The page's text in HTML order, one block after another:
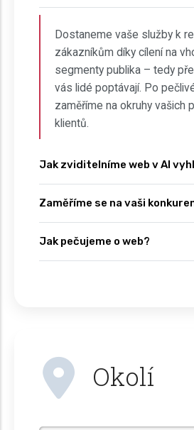
Dostaneme vaše služby k
zákazníkům díky cílení na
segmenty publika – tedy
vás lidé poptávají. Po
zaměříme na okruhy vašich
klientů.
Jak zviditelníme web v AI
Zaměříme se na vaši
Jak pečujeme o web?
Okolí